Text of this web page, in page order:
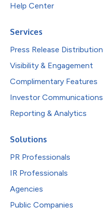
Help Center
Services
Press Release Distribution
Visibility & Engagement
Complimentary Features
Investor Communications
Reporting & Analytics
Solutions
PR Professionals
IR Professionals
Agencies
Public Companies